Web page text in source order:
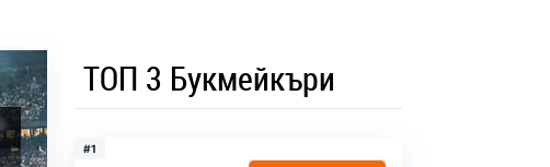
ТОП 3 Букмейкъри
#1